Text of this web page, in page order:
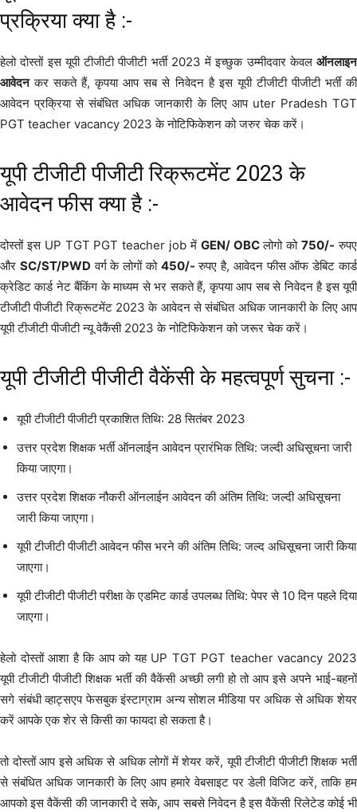
प्रक्रिया क्या है :-
हेलो दोस्तों इस यूपी टीजीटी पीजीटी भर्ती 2023 में इच्छुक उम्मीदवार केवल ऑनलाइन
आवेदनकर सकते हैं, कृपया आप सब से निवेदन है इस यूपी टीजीटी पीजीटी भर्ती की
आवेदन प्रक्रिया से संबंधित अधिक जानकारी के लिए आप uter Pradesh TGT
PGT teacher vacancy 2023 के नोटिफिकेशन को जरुर चेक करें।
यूपी टीजीटी पीजीटी रिक्रूटमेंट 2023 के
आवेदन फीस क्या है :-
दोस्तों इस UP TGT PGT teacher job में GEN/ OBCलोगो को750/- रुपए
और SC/ST/PWD वर्ग के लोगों को 450/- रुपए है, आवेदन फीस ऑफ डेबिट कार्ड
क्रेडिट कार्ड नेट बैंकिंग के माध्यम से भर सकते हैं, कृपया आप सब से निवेदन है इस यूपी
टीजीटी पीजीटी रिक्रूटमेंट 2023 के आवेदन से संबंधित अधिक जानकारी के लिए आप
यूपी टीजीटी पीजीटी न्यू वेकैंसी 2023 के नोटिफिकेशन को जरूर चेक करें।
यूपी टीजीटी पीजीटी वैकेंसी के महत्वपूर्ण सुचना :-
यूपी टीजीटी पीजीटी प्रकाशित तिथि: 28 सितंबर 2023
उत्तर प्रदेश शिक्षक भर्ती ऑनलाईन आवेदन प्रारंभिक तिथि: जल्दी अधिसूचना जारी
किया जाएगा।
उत्तर प्रदेश शिक्षक नौकरी ऑनलाईन आवेदन की अंतिम तिथि: जल्दी अधिसूचना
जारी किया जाएगा।
यूपी टीजीटी पीजीटी आवेदन फीस भरने की अंतिम तिथि: जल्द अधिसूचना जारी किया
जाएगा।
यूपी टीजीटी पीजीटी परीक्षा के एडमिट कार्ड उपलब्ध तिथि: पेपर से 10 दिन पहले दिया
जाएगा।
हेलो दोस्तों आशा है कि आप को यह UP TGT PGT teacher vacancy 2023
यूपी टीजीटी पीजीटी शिक्षक भर्ती की वैकेंसी अच्छी लगी हो तो आप इसे अपने भाई-बहनों
सगे संबंधी व्हाट्सएप फेसबुक इंस्टाग्राम अन्य सोशल मीडिया पर अधिक से अधिक शेयर
करें आपके एक शेर से किसी का फायदा हो सकता है।
तो दोस्तों आप इसे अधिक से अधिक लोगों में शेयर करें, यूपी टीजीटी पीजीटी शिक्षक भर्ती
से संबंधित अधिक जानकारी के लिए आप हमारे वेबसाइट पर डेली विजिट करें, ताकि हम
आपको इस वैकेंसी की जानकारी दे सके, आप सबसे निवेदन है इस वैकेंसी रिलेटेड कोई भी